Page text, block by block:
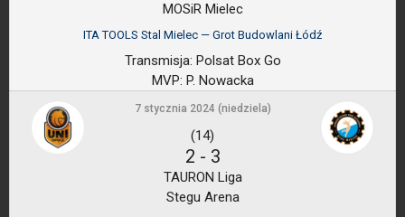
MOSiR Mielec
ITA TOOLS Stal Mielec — Grot Budowlani Łódź
Transmisja: Polsat Box Go
MVP: P. Nowacka
7 stycznia 2024 (niedziela)
(14)
2 - 3
TAURON Liga
Stegu Arena